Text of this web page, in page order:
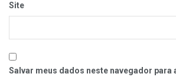
Site
Salvar meus dados neste navegador para